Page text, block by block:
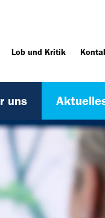
Lob und Kritik
uns